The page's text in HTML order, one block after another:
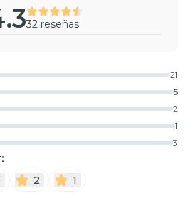
32 reseñas
21
5
2
1
3
2 1